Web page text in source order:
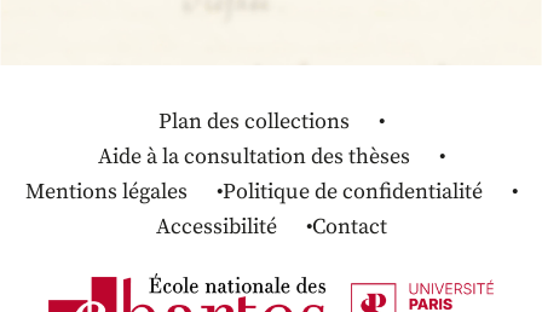
Plan des collections
Aide à la consultation des thèses
Mentions légales
Politique de confidentialité
Accessibilité
Contact